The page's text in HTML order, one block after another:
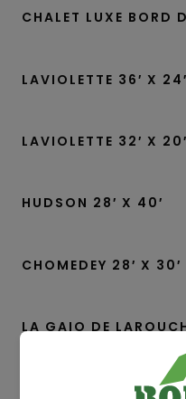
CHALET LUXE BORD
LAVIOLETTE 36′ X 24′
LAVIOLETTE 32′ X 20′
HUDSON 28′ X 40′
CHOMEDEY 28′ X 30′
LA GAIO DE
CHOMEDEY 30′ X 30′